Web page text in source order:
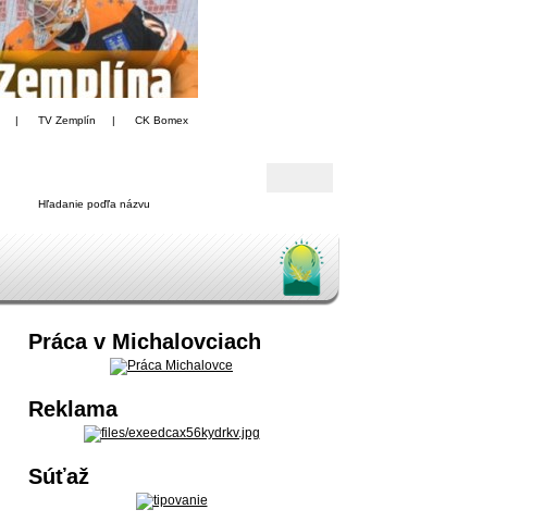
| TV Zemplín | CK Bomex
Hľadanie poďľa názvu
Práca v Michalovciach
Reklama
Súťaž